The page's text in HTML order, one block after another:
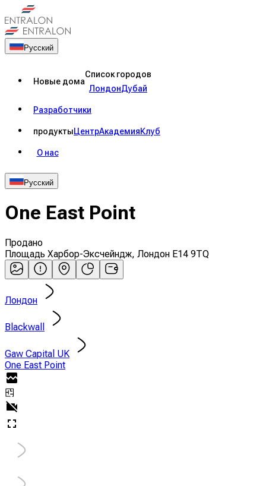
Русский
Новые дома
Список городов
ЛондонДубай
Разработчики
продуктыЦентрАкадемияКлуб
О нас
Русский
One East Point
Продано
Площадь Харбор-Эксчейндж, Лондон E14 9TQ
Лондон
Blackwall
Gaw Capital UK
One East Point